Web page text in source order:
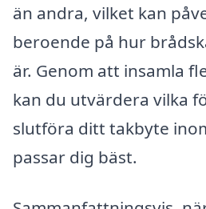
än andra, vilket kan
beroende på hur
är. Genom att insamla
kan du utvärdera vilka
slutföra ditt takbyte
passar dig bäst.